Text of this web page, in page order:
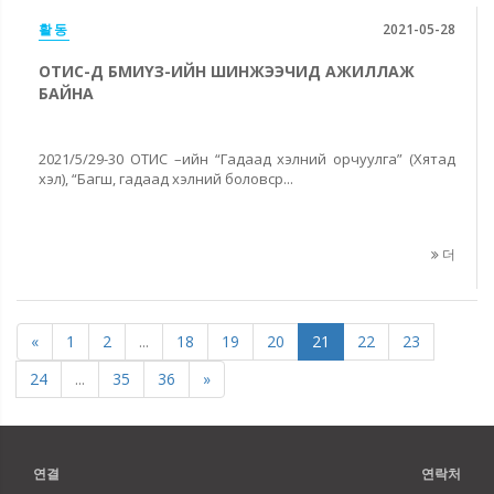
활동 2021-05-28
ОТИС-Д БМИҮЗ-ИЙН ШИНЖЭЭЧИД АЖИЛЛАЖ
БАЙНА
2021/5/29-30 ОТИС –ийн “Гадаад хэлний орчуулга” (Хятад
хэл), “Багш, гадаад хэлний боловср...
더
« 1 2 ... 18 19 20 21 22
23
24
... 35 36 »
연결 연락처